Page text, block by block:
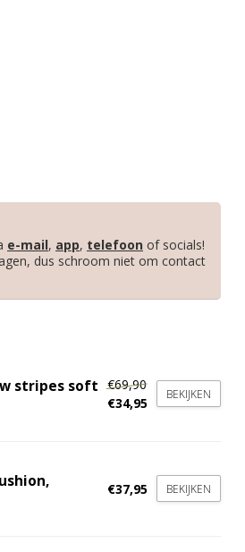
e-mail, app, telefoon of socials!
dus schroom niet om contact
stripes soft €69,90
€34,95
BEKIJKEN
€37,95 BEKIJKEN